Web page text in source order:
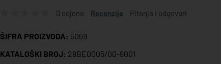
0 ocjena Recenzije Pitanja i odgovori
ŠIFRA PROIZVODA: 5069
KATALOŠKI BROJ: 28BE0005/00-9001